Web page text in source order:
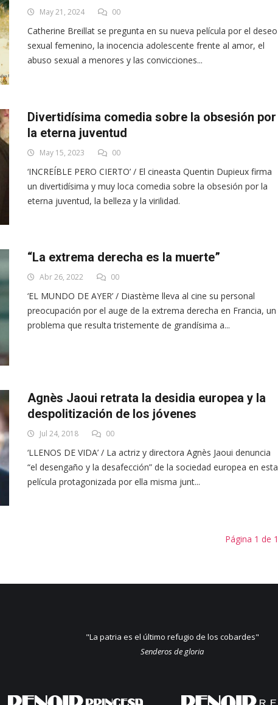
May 21, 2024 00
Catherine Breillat se pregunta en su nueva película por el deseo
sexual femenino, la inocencia adolescente frente al amor, el
abuso sexual a menores y las convicciones...
Divertidísima comedia sobre la obsesión por
la eterna juventud
May 15, 2023 00
‘INCREÍBLE PERO CIERTO’ / El cineasta Quentin Dupieux firma
un divertidísima y muy loca comedia sobre la obsesión por la
eterna juventud, la belleza y la virilidad.
“La extrema derecha es la muerte”
Abr 26, 2022 00
‘EL MUNDO DE AYER’ / Diastème lleva al cine su personal
preocupación por el auge de la extrema derecha en Francia, un
problema que resulta tristemente de grandísima a...
Agnès Jaoui retrata la desidia europea y la
despolitización de los jóvenes
Jul 24, 2018 00
‘LLENOS DE VIDA’ / La actriz y directora Agnès Jaoui denuncia
“el desengaño y la desafección” de la sociedad europea en esta
película protagonizada por ella misma junt...
Página 1 de 1
"La patria es el último refugio de los cobardes"
Senderos de gloria